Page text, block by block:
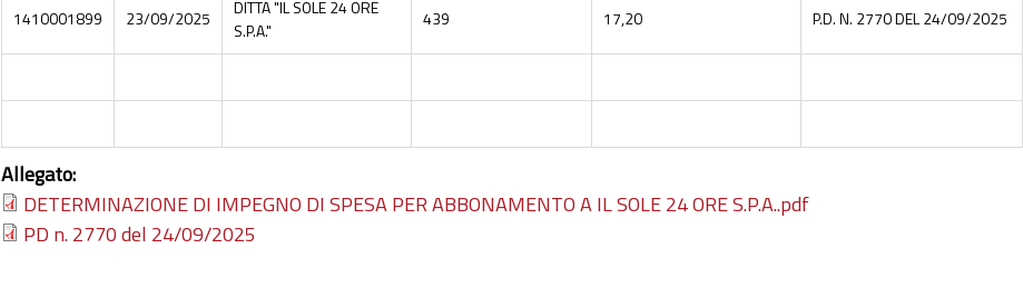
1410001899 23/09/2025
DITTA "IL SOLE 24 ORE
S.P.A."
439 17,20 P.D. N. 2770 DEL 24/09/2025
Allegato:
DETERMINAZIONE DI IMPEGNO DI SPESA PER ABBONAMENTO A IL SOLE 24 ORE S.P.A..pdf
PD n. 2770 del 24/09/2025